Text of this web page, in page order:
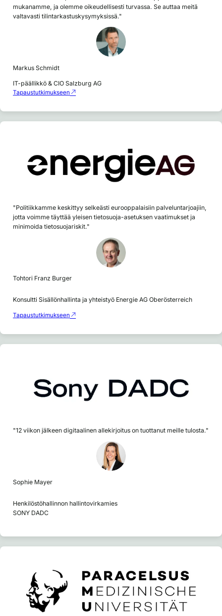
mukanamme, ja olemme oikeudellisesti turvassa. Se auttaa meitä
valtavasti tilintarkastuskysymyksissä."
Markus Schmidt
IT-päällikkö & CIO Salzburg AG
Tapaustutkimukseen
"Politiikkamme keskittyy selkeästi eurooppalaisiin palveluntarjoajiin,
jotta voimme täyttää yleisen tietosuoja-asetuksen vaatimukset ja
minimoida tietosuojariskit."
Tohtori Franz Burger
Konsultti Sisällönhallinta ja yhteistyö Energie AG Oberösterreich
Tapaustutkimukseen
"12 viikon jälkeen digitaalinen allekirjoitus on tuottanut meille tulosta."
Sophie Mayer
Henkilöstöhallinnon hallintovirkamies
SONY DADC